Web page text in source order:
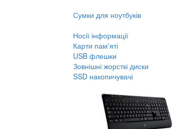
Сумки для ноутбуків
Носії інформації
Карти пам'яті
USB флешки
Зовнішні жорсткі диски
SSD накопичувачі